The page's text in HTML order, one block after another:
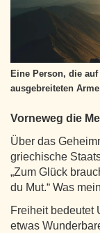
Eine Person, die
ausgebreiteten
Vorneweg die
Über das
griechische
„Zum Glück
du Mut.“ Was
Freiheit bedeutet
etwas